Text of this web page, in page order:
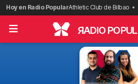
Saltar
al
contenido
Hoy en Radio PopularAthletic Club de Bilbao
RADIO